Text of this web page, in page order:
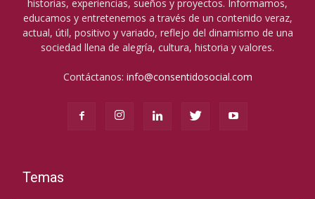
historias, experiencias, sueños y proyectos. Informamos,
educamos y entretenemos a través de un contenido veraz,
actual, útil, positivo y variado, reflejo del dinamismo de una
sociedad llena de alegría, cultura, historia y valores.
Contáctanos: info@consentidosocial.com
Temas